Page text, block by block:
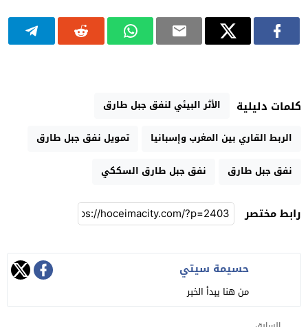
كلمات دليلية
الأثر البيئي لنفق جبل طارق
الربط القاري بين المغرب وإسبانيا
تمويل نفق جبل طارق
نفق جبل طارق
نفق جبل طارق السككي
رابط مختصر
حسيمة سيتي
من هنا يبدأ الخبر